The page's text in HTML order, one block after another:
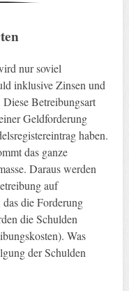
nur soviel
inklusive Zinsen und
Betreibungsart
Geldforderung
haben.
das ganze
Daraus werden
auf
die Forderung
die Schulden
Was
der Schulden